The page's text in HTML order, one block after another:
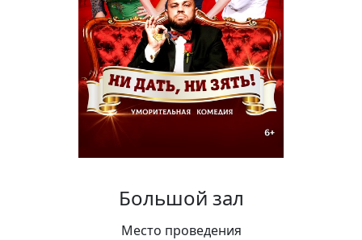
Контакты
Вакансии
Большой зал
Место проведения